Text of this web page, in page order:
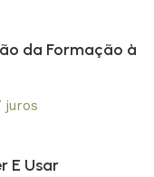
da Formação à
juros
E Usar